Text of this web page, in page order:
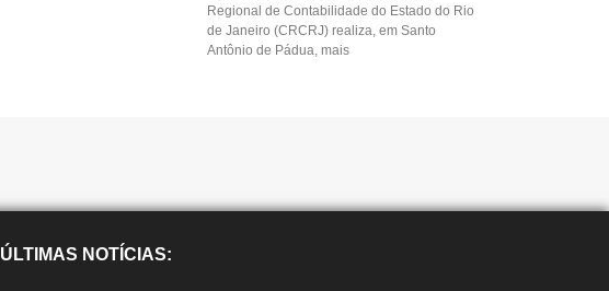
Regional de Contabilidade do Estado do Rio
de Janeiro (CRCRJ) realiza, em Santo
Antônio de Pádua, mais
ÚLTIMAS NOTÍCIAS: